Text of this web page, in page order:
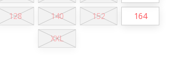
128 140 152 164
XXL